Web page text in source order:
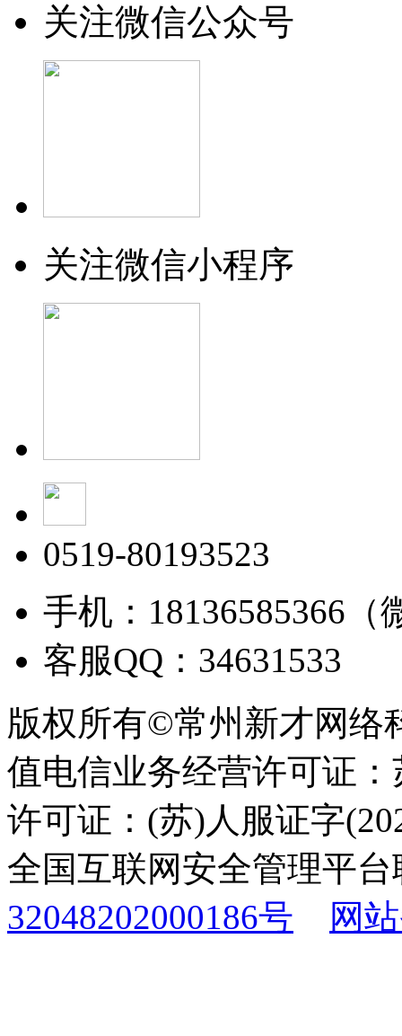
关注微信公众号
关注微信小程序
0519-80193523
手机：18136585366（
客服QQ：34631533
版权所有©常州新才网络
值电信业务经营许可证
许可证：(苏)人服证字
全国互联网安全管理平
32048202000186号
网